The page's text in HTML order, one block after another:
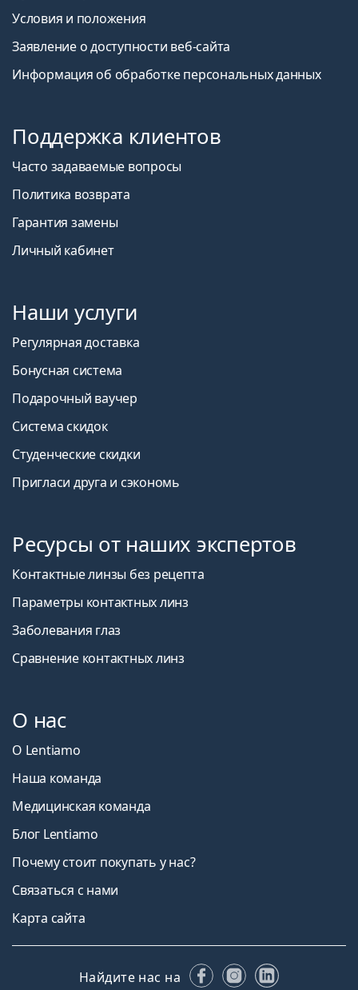
Покупатели, купившие эти линзы, также купили
Это медицинское изделие. Перед использованием
прочтите инструкцию.
Условия и положения
Заявление о доступности веб-сайта
Информация об обработке персональных данных
Поддержка клиентов
Часто задаваемые вопросы
Политика возврата
Гарантия замены
Личный кабинет
Наши услуги
Регулярная доставка
Бонусная система
Подарочный ваучер
Система скидок
Студенческие скидки
Пригласи друга и сэкономь
Ресурсы от наших экспертов
Контактные линзы без рецепта
Параметры контактных линз
Заболевания глаз
Сравнение контактных линз
О нас
О Lentiamo
Наша команда
Медицинская команда
Блог Lentiamo
Почему стоит покупать у нас?
Связаться с нами
Карта сайта
Найдите нас на FacebookInstagram
LinkedIn